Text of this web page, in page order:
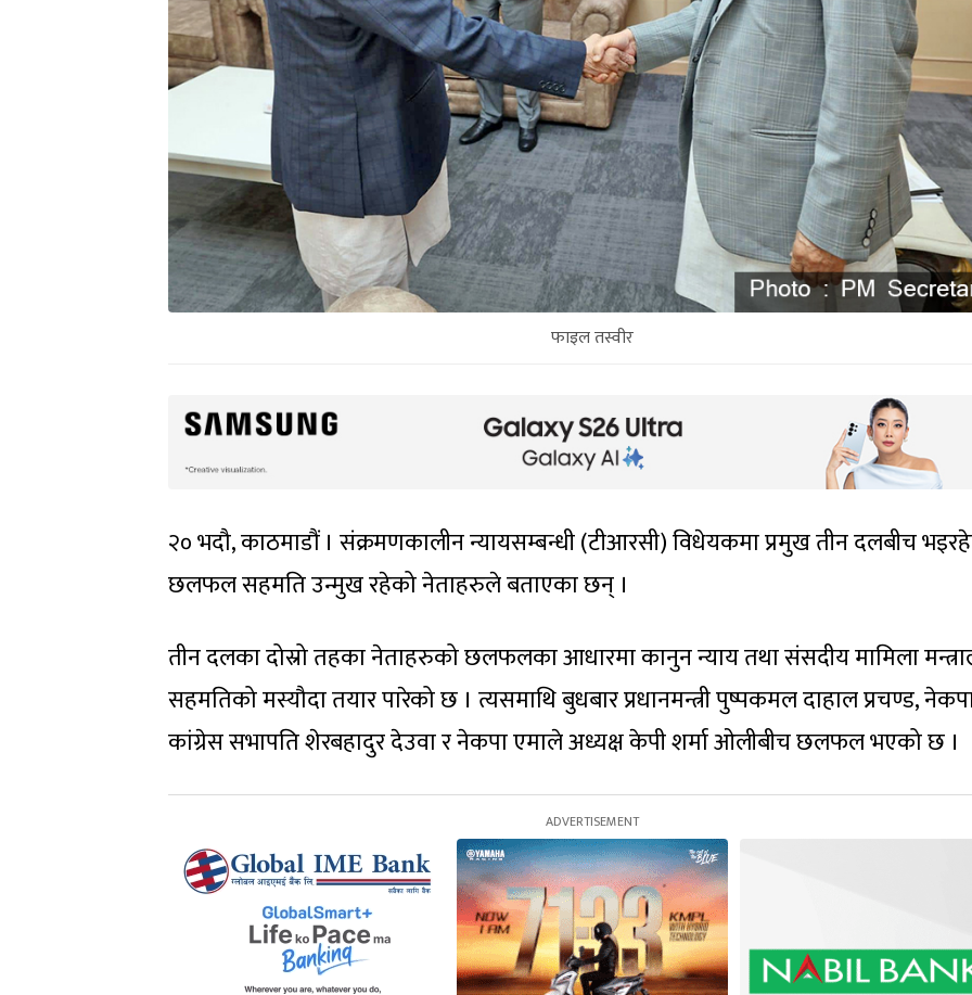
फाइल तस्वीर
२० भदौ, काठमाडौं । संक्रमणकालीन न्यायसम्बन्धी (टीआरसी) विधेयकमा प्रमुख तीन दलबीच
छलफल सहमति उन्मुख रहेको नेताहरुले बताएका छन् ।
तीन दलका दोस्रो तहका नेताहरुको छलफलका आधारमा कानुन न्याय तथा संसदीय मामिला
सहमतिको मस्यौदा तयार पारेको छ । त्यसमाथि बुधबार प्रधानमन्त्री पुष्पकमल दाहाल प्रचण्ड,
कांग्रेस सभापति शेरबहादुर देउवा र नेकपा एमाले अध्यक्ष केपी शर्मा ओलीबीच छलफल भएको छ ।